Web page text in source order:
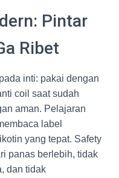
Pintar
Ribet
inti: pakai dengan
coil saat sudah
aman. Pelajaran
label
yang tepat. Safety
panas berlebih, tidak
dan tidak